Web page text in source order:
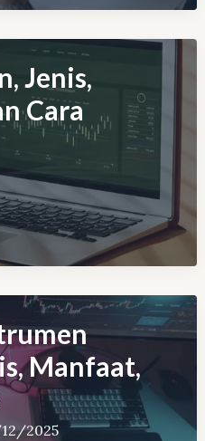
Jenis,
Cara
Manfaat,
2025